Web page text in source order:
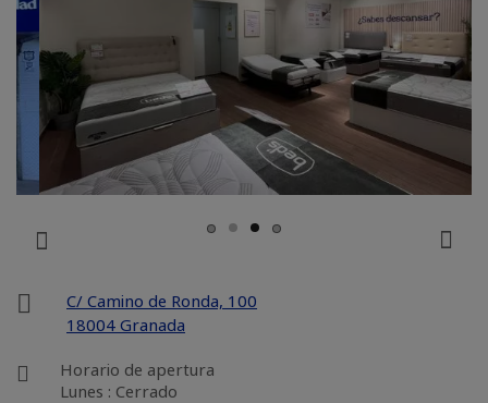
C/ Camino de Ronda, 100
18004 Granada
Horario de apertura
Lunes : Cerrado